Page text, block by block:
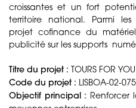
croissantes et un fort
territoire national. Parmi les
projet cofinance du
publicité sur les supports
Titre du projet : TOURS FOR
Code du projet : LISBOA-02-
Objectif principal : Renforcer